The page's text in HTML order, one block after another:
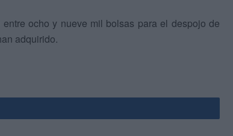
ocho y nueve mil bolsas para el despojo de
adquirido.